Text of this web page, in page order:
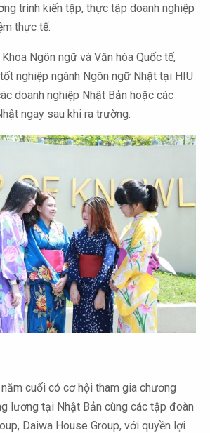
trình kiến tập, thực tập doanh nghiệp
thực tế.
Ngôn ngữ và Văn hóa Quốc tế,
nghiệp ngành Ngôn ngữ Nhật tại HIU
doanh nghiệp Nhật Bản hoặc các
ngay sau khi ra trường.
cuối có cơ hội tham gia chương
lương tại Nhật Bản cùng các tập đoàn
Daiwa House Group, với quyền lợi